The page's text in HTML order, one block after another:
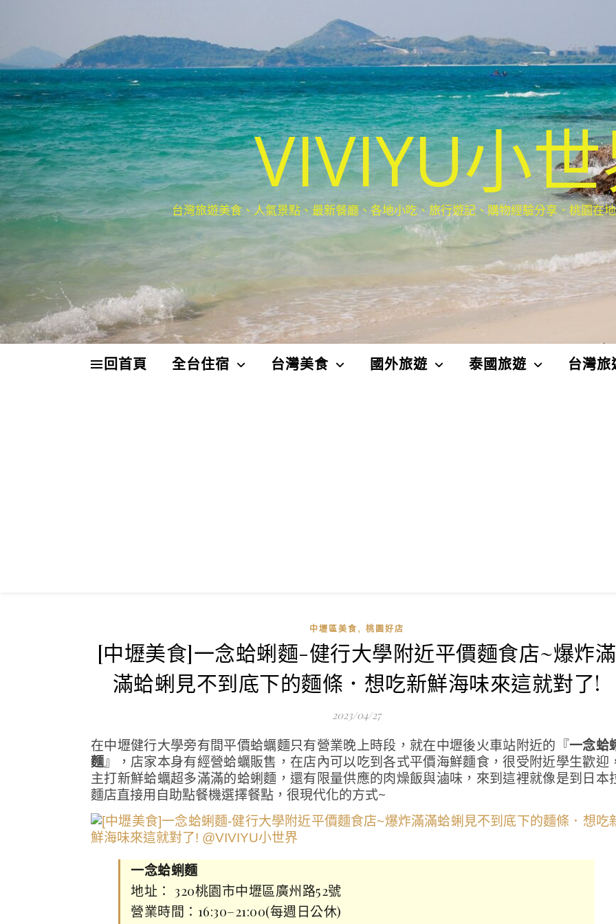
VIVIYU小
台灣旅遊美食、人氣景點、最新餐廳、各地小吃、旅行遊記、購物經驗分享．桃園在
回首頁 全台住宿 台灣美食 國外旅遊 泰國旅遊 台灣旅
中壢區美食 , 桃園好店
[中壢美食]一念蛤蜊麵-健行大學附近平價麵食店~爆炸滿
滿蛤蜊見不到底下的麵條．想吃新鮮海味來這就對了!
2023/04/27
在中壢健行大學旁有間平價蛤蠣麵只有營業晚上時段，就在中壢後火車站附近的『一念蛤
麵』，店家本身有經營蛤蠣販售，在店內可以吃到各式平價海鮮麵食，很受附近學生歡迎
主打新鮮蛤蠣超多滿滿的蛤蜊麵，還有限量供應的肉燥飯與滷味，來到這裡就像是到日本
麵店直接用自助點餐機選擇餐點，很現代化的方式~
一念蛤蜊麵
地址： 320桃園市中壢區廣州路52號
營業時間：16:30–21:00(每週日公休)